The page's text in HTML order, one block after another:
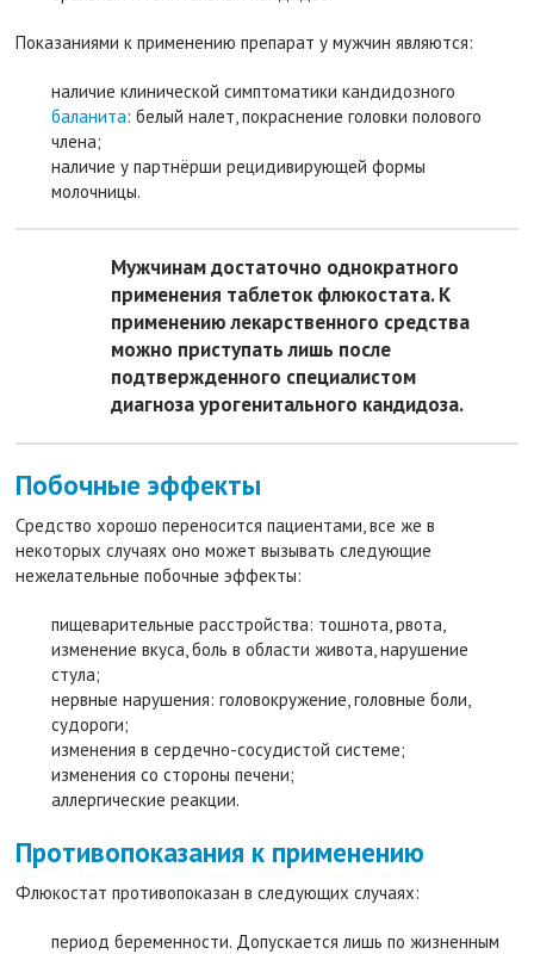
Показаниями к применению препарат у мужчин являются:
наличие клинической симптоматики кандидозного
баланита: белый налет, покраснение головки полового
члена;
наличие у партнёрши рецидивирующей формы
молочницы.
Мужчинам достаточно однократного
применения таблеток флюкостата. К
применению лекарственного средства
можно приступать лишь после
подтвержденного специалистом
диагноза урогенитального кандидоза.
Побочные эффекты
Средство хорошо переносится пациентами, все же в
некоторых случаях оно может вызывать следующие
нежелательные побочные эффекты:
пищеварительные расстройства: тошнота, рвота,
изменение вкуса, боль в области живота, нарушение
стула;
нервные нарушения: головокружение, головные боли,
судороги;
изменения в сердечно-сосудистой системе;
изменения со стороны печени;
аллергические реакции.
Противопоказания к применению
Флюкостат противопоказан в следующих случаях:
период беременности. Допускается лишь по жизненным